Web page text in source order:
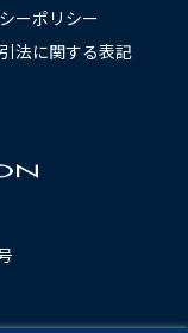
ーポリシー
法に関する表記